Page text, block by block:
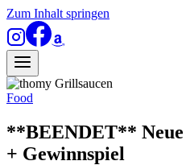
Zum Inhalt springen
Food
**BEENDET**
+ Gewinnspiel